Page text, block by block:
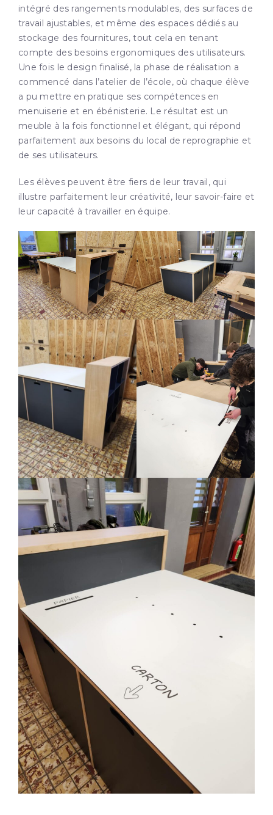
intégré des rangements modulables, des surfaces de
travail ajustables, et même des espaces dédiés au
stockage des fournitures, tout cela en tenant
compte des besoins ergonomiques des utilisateurs.
Une fois le design finalisé, la phase de réalisation a
commencé dans l’atelier de l’école, où chaque élève
a pu mettre en pratique ses compétences en
menuiserie et en ébénisterie. Le résultat est un
meuble à la fois fonctionnel et élégant, qui répond
parfaitement aux besoins du local de reprographie et
de ses utilisateurs.
Les élèves peuvent être fiers de leur travail, qui
illustre parfaitement leur créativité, leur savoir-faire et
leur capacité à travailler en équipe.